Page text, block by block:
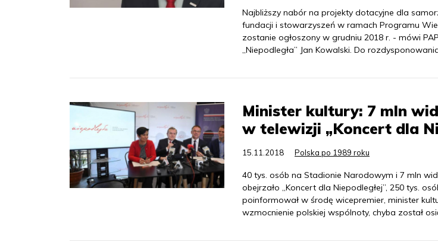
Najbliższy nabór na projekty dotacyjne dla
fundacji i stowarzyszeń w ramach Programu
zostanie ogłoszony w grudniu 2018 r. - mówi
„Niepodległa” Jan Kowalski. Do
Minister kultury: 7 mln
w telewizji „Koncert dla
15.11.2018 Polska po 1989 roku
40 tys. osób na Stadionie Narodowym i 7 mln
obejrzało „Koncert dla Niepodległej”, 250 tys.
poinformował w środę wicepremier, minister
wzmocnienie polskiej wspólnoty, chyba został